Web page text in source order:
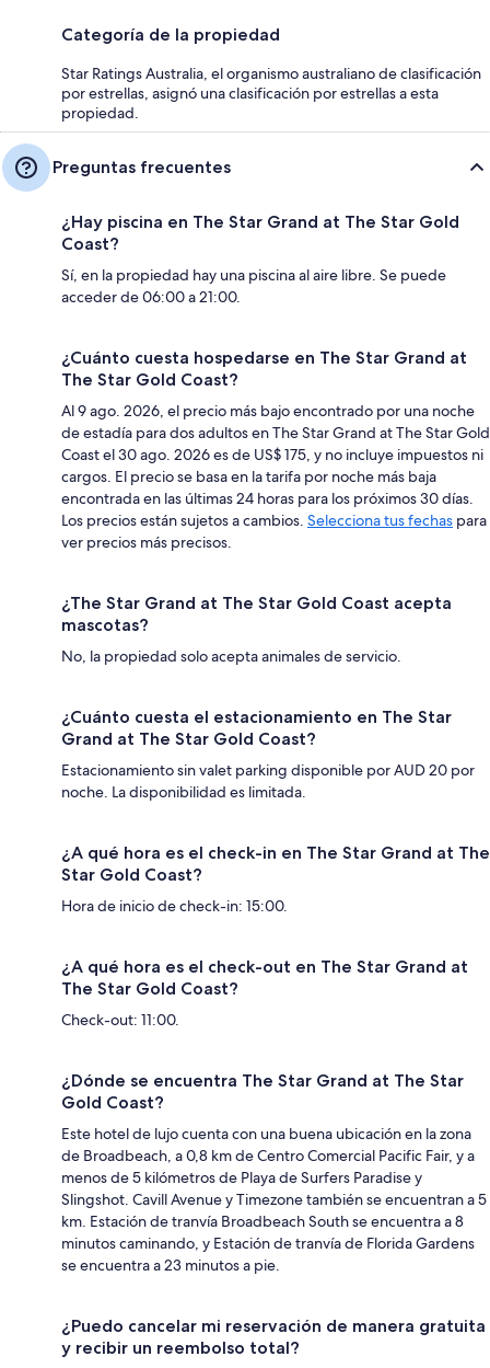
Categoría de la propiedad
Star Ratings Australia, el organismo australiano de clasificación
por estrellas, asignó una clasificación por estrellas a esta
propiedad.
Preguntas frecuentes
¿Hay piscina en The Star Grand at The Star Gold
Coast?
Sí, en la propiedad hay una piscina al aire libre. Se puede
acceder de 06:00 a 21:00.
¿Cuánto cuesta hospedarse en The Star Grand at
The Star Gold Coast?
Al 9 ago. 2026, el precio más bajo encontrado por una noche
de estadía para dos adultos en The Star Grand at The Star Gold
Coast el 30 ago. 2026 es de US$ 175, y no incluye impuestos ni
cargos. El precio se basa en la tarifa por noche más baja
encontrada en las últimas 24 horas para los próximos 30 días.
Los precios están sujetos a cambios. Selecciona tus fechas para
ver precios más precisos.
¿The Star Grand at The Star Gold Coast acepta
mascotas?
No, la propiedad solo acepta animales de servicio.
¿Cuánto cuesta el estacionamiento en The Star
Grand at The Star Gold Coast?
Estacionamiento sin valet parking disponible por AUD 20 por
noche. La disponibilidad es limitada.
¿A qué hora es el check-in en The Star Grand at The
Star Gold Coast?
Hora de inicio de check-in: 15:00.
¿A qué hora es el check-out en The Star Grand at
The Star Gold Coast?
Check-out: 11:00.
¿Dónde se encuentra The Star Grand at The Star
Gold Coast?
Este hotel de lujo cuenta con una buena ubicación en la zona
de Broadbeach, a 0,8 km de Centro Comercial Pacific Fair, y a
menos de 5 kilómetros de Playa de Surfers Paradise y
Slingshot. Cavill Avenue y Timezone también se encuentran a 5
km. Estación de tranvía Broadbeach South se encuentra a 8
minutos caminando, y Estación de tranvía de Florida Gardens
se encuentra a 23 minutos a pie.
¿Puedo cancelar mi reservación de manera gratuita
y recibir un reembolso total?